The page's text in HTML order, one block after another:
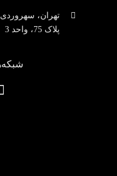
تهران،
پلاک 75، واحد 3